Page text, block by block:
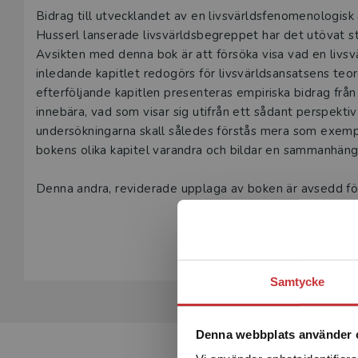
Samtycke
Denna webbplats använder
Beskrivning
Bidrag till utvecklandet av en livsvärldsfenomenologisk
Husserl lanserade livsvärldsbegreppet har det utövat
Avsikten med denna bok är att försöka visa vad en
inledande kapitlet redogörs för livsvärldsansatsens
efterföljande kapitlen presenteras empiriska bidrag
innebära, vad som visar sig utifrån ett sådant
undersökningarna skall således förstås mera som
bokens olika kapitel varandra och bildar en
Denna andra, reviderade upplaga av boken är avsedd
sig till alla som arbetar med forskningsmetodologiska